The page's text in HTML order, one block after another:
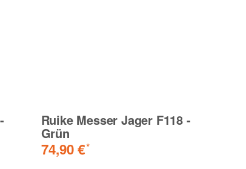
Ruike Messer Jager F118 -
Grün
74,90 €*